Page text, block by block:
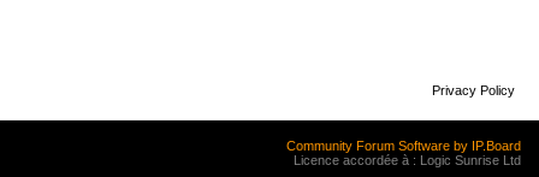
Privacy Policy
Community Forum Software by IP.Board
Licence accordée à : Logic Sunrise Ltd